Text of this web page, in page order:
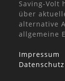
Saving-Volt
über
alternative
allgemeine
Impressum
Datenschutz